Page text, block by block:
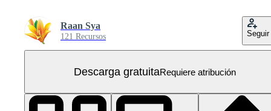
Raan Sya
121 Recursos Seguir
Descarga gratuitaRequiere atribución